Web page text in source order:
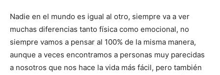
Nadie en el mundo es igual al otro, siempre va a ver
muchas diferencias tanto física como emocional, no
siempre vamos a pensar al 100% de la misma manera,
aunque a veces encontramos a personas muy parecidas
a nosotros que nos hace la vida más fácil, pero también